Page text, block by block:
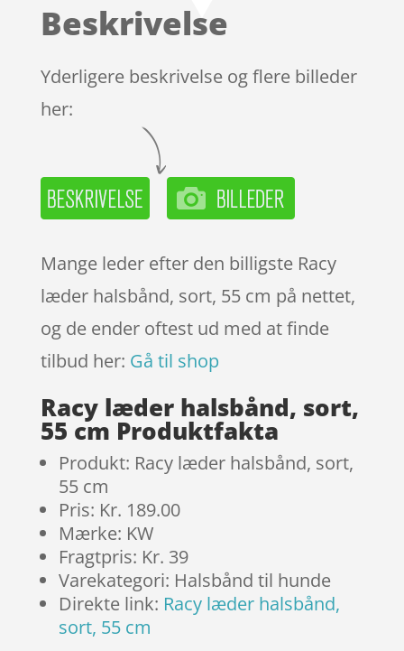
på
mmelser
Beskrivelse
Yderligere beskrivelse og flere billeder
her:
Mange leder efter den billigste Racy
læder halsbånd, sort, 55 cm på nettet,
og de ender oftest ud med at finde
tilbud her: Gå til shop
Racy læder halsbånd, sort,
55 cm Produktfakta
Produkt: Racy læder halsbånd, sort,
55 cm
Pris: Kr. 189.00
Mærke: KW
Fragtpris: Kr. 39
Varekategori: Halsbånd til hunde
Direkte link: Racy læder halsbånd,
sort, 55 cm